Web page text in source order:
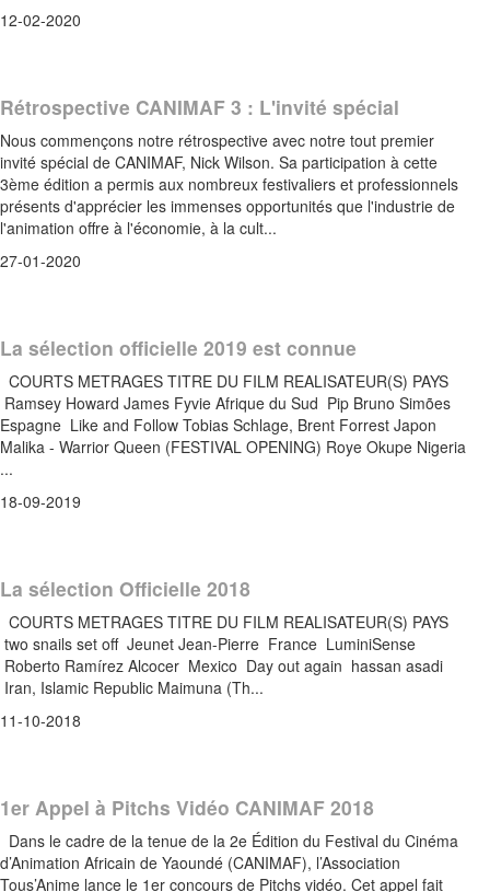
12-02-2020
Rétrospective CANIMAF 3 : L'invité spécial
Nous commençons notre rétrospective avec notre tout premier
invité spécial de CANIMAF, Nick Wilson. Sa participation à cette
3ème édition a permis aux nombreux festivaliers et professionnels
présents d'apprécier les immenses opportunités que l'industrie de
l'animation offre à l'économie, à la cult...
27-01-2020
La sélection officielle 2019 est connue
COURTS METRAGES TITRE DU FILM REALISATEUR(S) PAYS
Ramsey Howard James Fyvie Afrique du Sud Pip Bruno Simões
Espagne Like and Follow Tobias Schlage, Brent Forrest Japon
Malika - Warrior Queen (FESTIVAL OPENING) Roye Okupe Nigeria
...
18-09-2019
La sélection Officielle 2018
COURTS METRAGES TITRE DU FILM REALISATEUR(S) PAYS
two snails set off Jeunet Jean-Pierre France LuminiSense
Roberto Ramírez Alcocer Mexico Day out again hassan asadi
Iran, Islamic Republic Maimuna (Th...
11-10-2018
1er Appel à Pitchs Vidéo CANIMAF 2018
Dans le cadre de la tenue de la 2e Édition du Festival du Cinéma
d’Animation Africain de Yaoundé (CANIMAF), l’Association
Tous’Anime lance le 1er concours de Pitchs vidéo. Cet appel fait